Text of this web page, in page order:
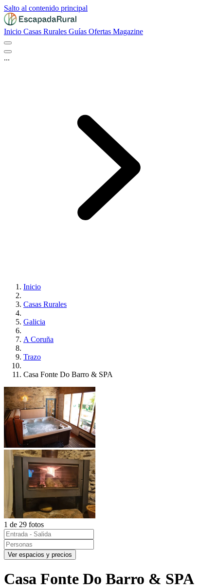
Salto al contenido principal
Inicio Casas Rurales Guías Ofertas Magazine
...
Inicio
Casas Rurales
Galicia
A Coruña
Trazo
Casa Fonte Do Barro & SPA
1 de 29 fotos
Ver espacios y precios
Casa Fonte Do Barro & SPA